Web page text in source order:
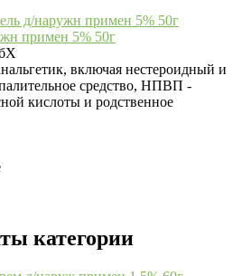
примен 5% 50г
включая нестероидный и
средство, НПВП -
кислоты и родственное
категории